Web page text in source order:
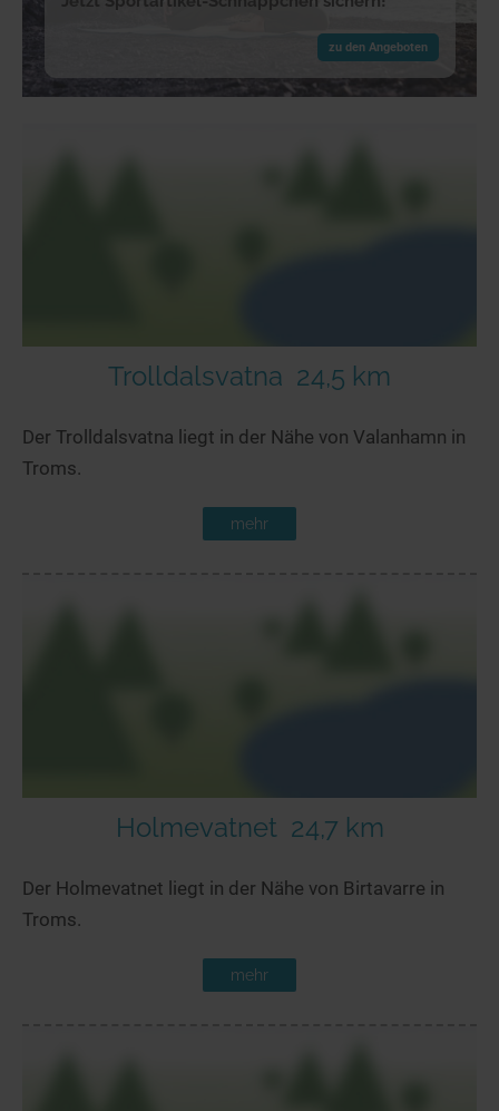
zu den Angeboten
Trolldalsvatna 24,5 km
Der Trolldalsvatna liegt in der Nähe von Valanhamn in
Troms.
mehr
Holmevatnet 24,7 km
Der Holmevatnet liegt in der Nähe von Birtavarre in
Troms.
mehr